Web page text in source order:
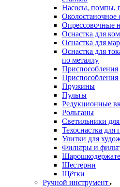
Насосы, помпы,
Околостаночное
Опрессовочные
Оснастка для
Оснастка для
Оснастка для
по металлу
Приспособления
Приспособления
Пружины
Пульты
Редукционные
Рольганы
Светильники для
Техоснастка для
Улитки для
Фильтры и
Шестерни
Щётки
Ручной инструмент